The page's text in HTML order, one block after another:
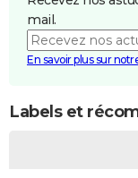
mail.
En savoir plus sur
Labels et